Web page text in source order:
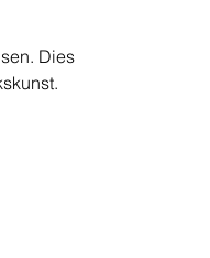
Dies